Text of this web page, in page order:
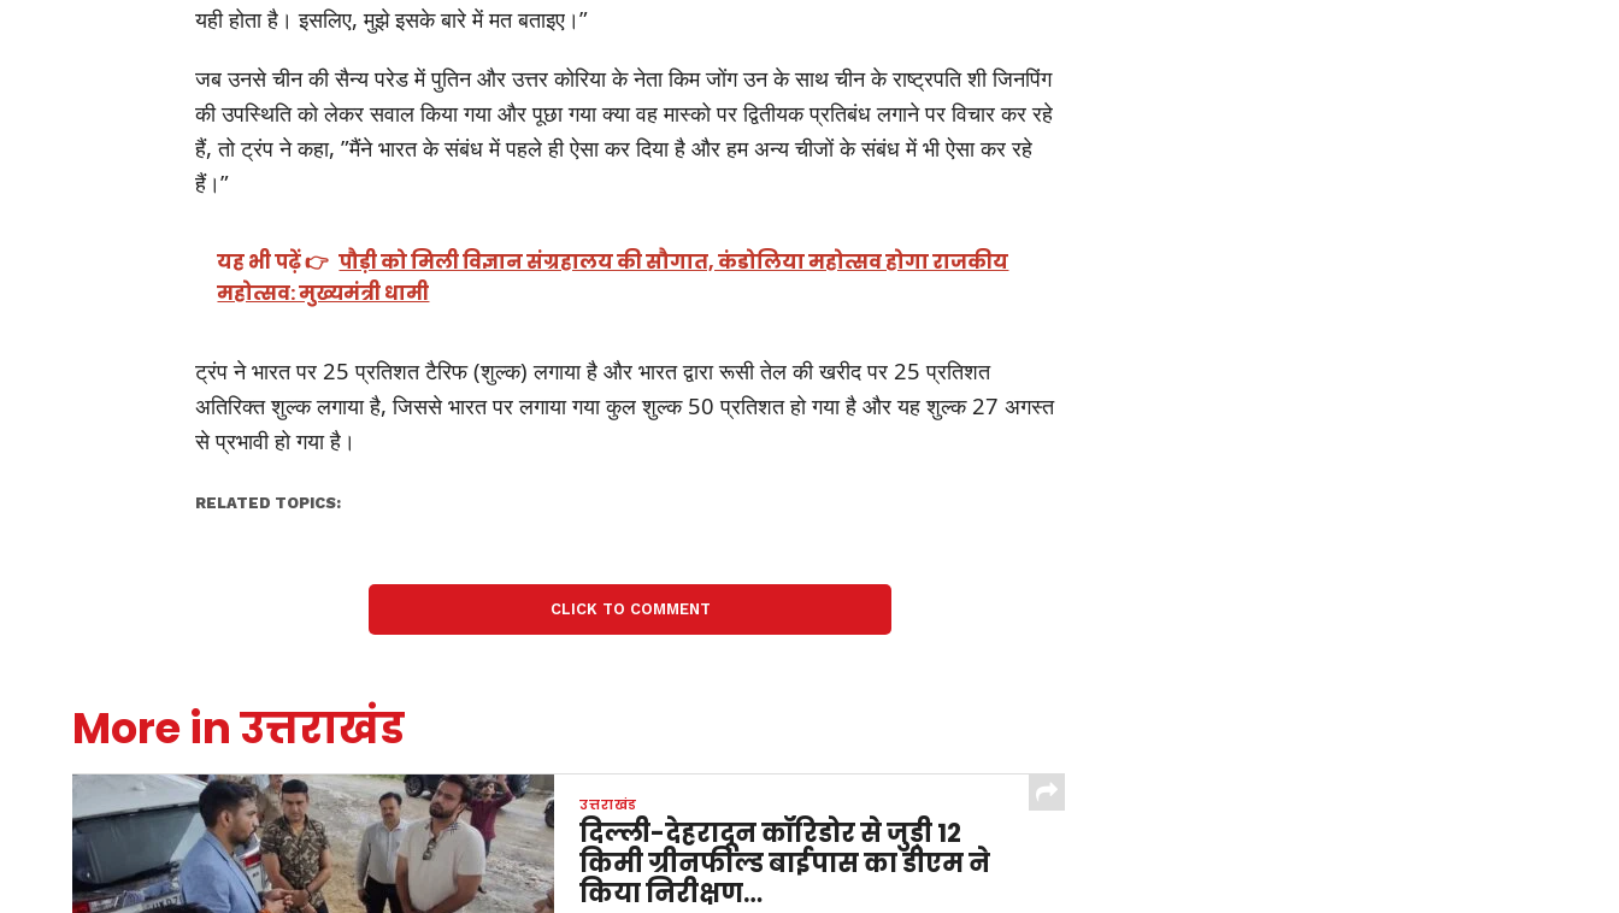
यही होता है। इसलिए, मुझे इसके बारे में मत बताइए।”
जब उनसे चीन की सैन्य परेड में पुतिन और उत्तर कोरिया के नेता किम जोंग उन के साथ चीन के राष्ट्रपति शी जिनपिंग
की उपस्थिति को लेकर सवाल किया गया और पूछा गया क्या वह मास्को पर द्वितीयक प्रतिबंध लगाने पर विचार कर रहे
हैं, तो ट्रंप ने कहा, ”मैंने भारत के संबंध में पहले ही ऐसा कर दिया है और हम अन्य चीजों के संबंध में भी ऐसा कर रहे
हैं।”
यह भी पढ़ें 👉 पौड़ी को मिली विज्ञान संग्रहालय की सौगात, कंडोलिया महोत्सव होगा राजकीय
महोत्सव: मुख्यमंत्री धामी
ट्रंप ने भारत पर 25 प्रतिशत टैरिफ (शुल्क) लगाया है और भारत द्वारा रूसी तेल की खरीद पर 25 प्रतिशत
अतिरिक्त शुल्क लगाया है, जिससे भारत पर लगाया गया कुल शुल्क 50 प्रतिशत हो गया है और यह शुल्क 27 अगस्त
से प्रभावी हो गया है।
RELATED TOPICS:
CLICK TO COMMENT
More in उत्तराखंड
उत्तराखंड
दिल्ली-देहरादून कॉरिडोर से जुड़ी 12
किमी ग्रीनफील्ड बाईपास का डीएम ने
किया निरीक्षण…